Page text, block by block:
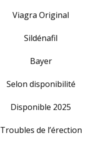
Viagra Original
Sildénafil
Bayer
Selon disponibilité
Disponible 2025
Troubles de l’érection